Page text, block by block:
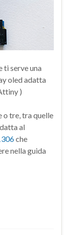
ti serve una
oled adatta
)
o tre, tra quelle
al
che
nella guida